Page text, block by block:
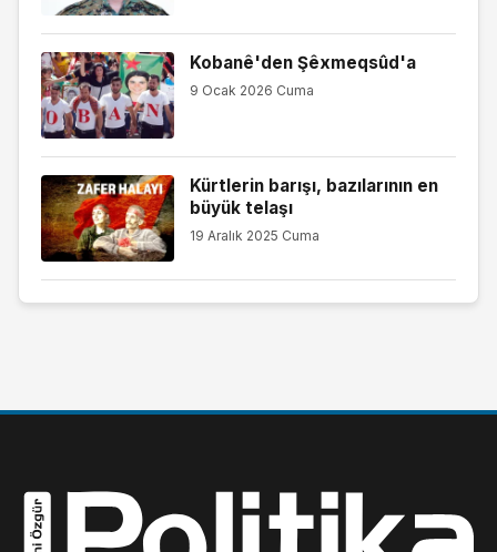
Kobanê'den Şêxmeqsûd'a
9 Ocak 2026 Cuma
Kürtlerin barışı, bazılarının en
büyük telaşı
19 Aralık 2025 Cuma